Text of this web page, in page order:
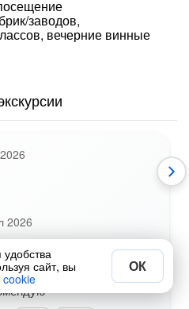
заводов,
вечерние винные
2026
городом. Ирина - очень
историю города и
сайт, вы
cookie
ОК